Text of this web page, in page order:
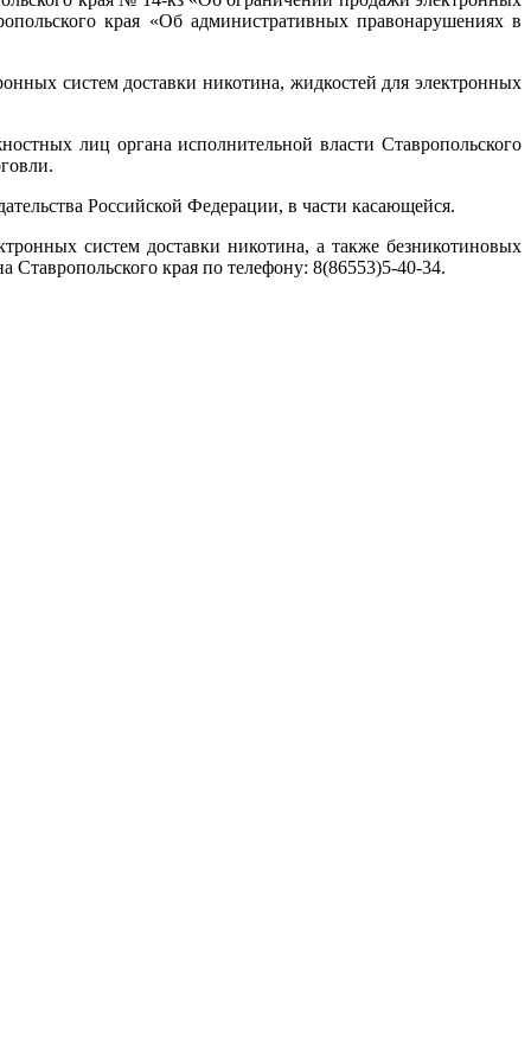
края «Об административных правонарушениях в
систем доставки никотина, жидкостей для электронных
лиц органа исполнительной власти Ставропольского
Российской Федерации, в части касающейся.
систем доставки никотина, а также безникотиновых
края по телефону: 8(86553)5-40-34.